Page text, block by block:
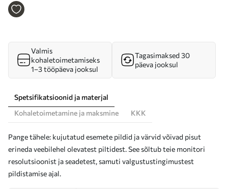
Valmis
kohaletoimetamiseks
1–3 tööpäeva jooksul
Tagasimaksed 30
päeva jooksul
Spetsifikatsioonid ja materjal
Kohaletoimetamine ja maksmine
KKK
Pange tähele: kujutatud esemete pildid ja värvid võivad pisut
erineda veebilehel olevatest piltidest. See sõltub teie monitori
resolutsioonist ja seadetest, samuti valgustustingimustest
pildistamise ajal.